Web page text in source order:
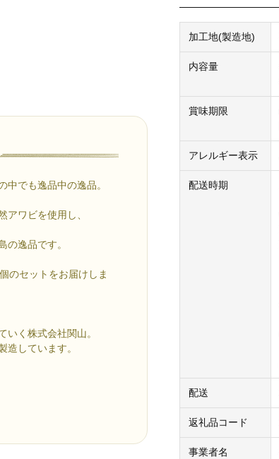
でも逸品中の逸品。
アワビを使用し、
の逸品です。
のセットをお届けしま
く株式会社関山。
造しています。
加工地(製造地)
内容量
賞味期限
アレルギー表示
配送時期
配送
返礼品コード
事業者名